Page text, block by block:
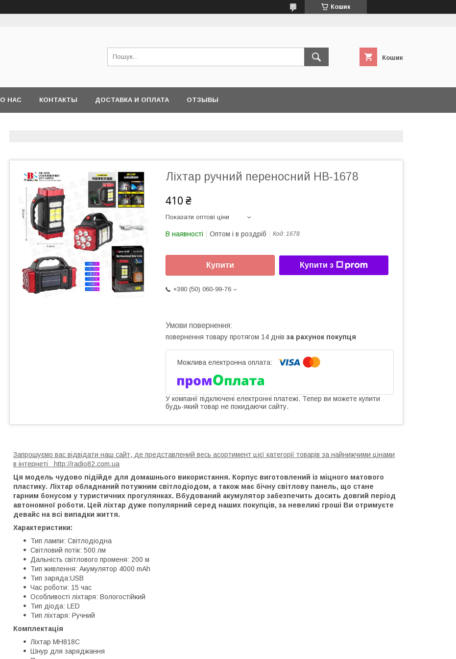
Кошик
Кошик
О НАС КОНТАКТЫ ДОСТАВКА И ОПЛАТА ОТЗЫВЫ
Ліхтар ручний переносний HB-1678
410 ₴
Показати оптові ціни
В наявності Оптом і в роздріб Код: 1678
Купити Купити з
+380 (50) 060-99-76
повернення товару протягом 14 днів за рахунок покупця
У компанії підключені електронні платежі. Тепер ви можете купити
будь-який товар не покидаючи сайту.
Запрошуємо вас відвідати наш сайт, де представлений весь асортимент цієї категорії товарів за найнижчими цінами
в інтернеті http://radio82.com.ua
Ця модель чудово підійде для домашнього використання. Корпус виготовлений із міцного матового
пластику. Ліхтар обладнаний потужним світлодіодом, а також має бічну світлову панель, що стане
гарним бонусом у туристичних прогулянках. Вбудований акумулятор забезпечить досить довгий період
автономної роботи. Цей ліхтар дуже популярний серед наших покупців, за невеликі гроші Ви отримуєте
девайс на всі випадки життя.
Характеристики:
Тип лампи: Світлодіодна
Світловий потік: 500 лм
Дальність світлового променя: 200 м
Тип живлення: Акумулятор 4000 mAh
Тип заряда:USB
Час роботи: 15 час
Особливості ліхтаря: Вологостійкий
Тип діода: LED
Тип ліхтаря: Ручний
Комплектація
Ліхтар MH818C
Шнур для заряджання